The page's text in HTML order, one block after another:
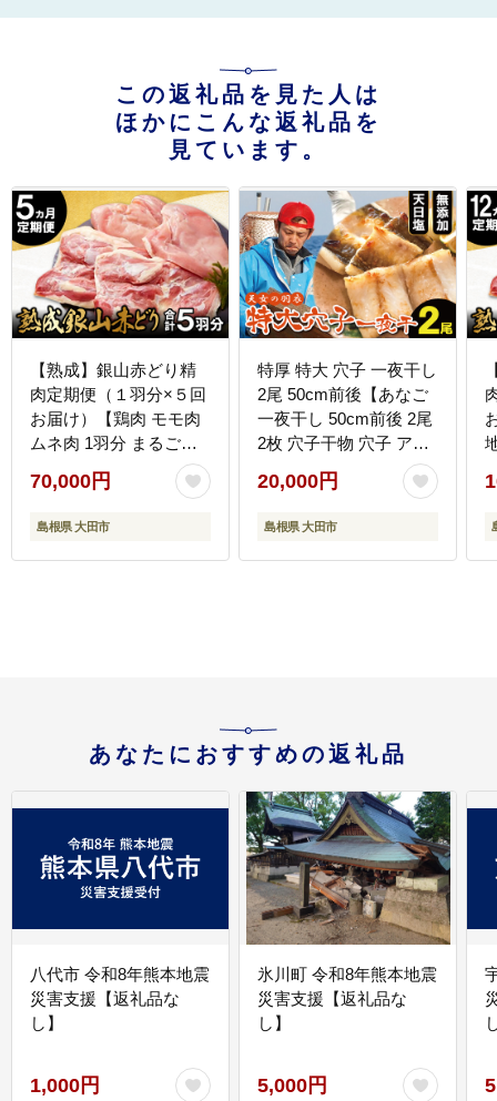
この返礼品を見た人は
ほかにこんな返礼品を
見ています。
【熟成】銀山赤どり精
肉定期便（１羽分×５回
お届け）【鶏肉 モモ肉
ムネ肉 1羽分 まるごと
1kg～1.2kg 5回 合計5羽
分 定期便 定期 鶏 地鶏
赤鶏 赤どり 熟成 真空パ
大田市】
70,000円
島根県 大田市
特厚 特大 穴子 一夜干し
2尾 50cm前後【あなご
一夜干し 50cm前後 2尾
2枚 穴子干物 穴子 アナ
ゴ あなご 干物 一夜干し
特大サイズ 無添加 天日
塩 新鮮 冷凍 真空パック
20,000円
島根県 大田市
あなたにおすすめの返礼品
八代市 令和8年熊本地震
災害支援【返礼品な
し】
1,000円
氷川町 令和8年熊本地震
災害支援【返礼品な
し】
5,000円